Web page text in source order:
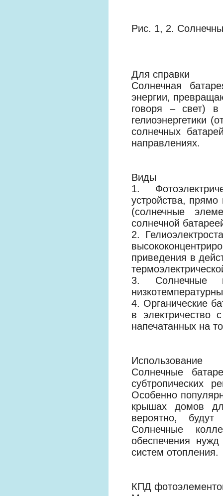
Рис. 1, 2.
Для справки
Солнечная
энергии,
говоря – свет) в
гелиоэнергетики
солнечных
направлениях.
Виды
1.
устройства,
(солнечные
солнечной
2.
приведения в
3. Солнечные
4. Органические
в электричество
напечатанных на
Использование
Солнечные
субтропических
Особенно
крышах домов
вероятно, будут
Солнечные
обеспечения
систем отопления.
КПД